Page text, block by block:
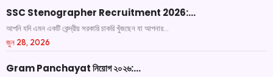
SSC Stenographer Recruitment 2026:…
আপনি যদি এমন একটি কেন্দ্রীয় সরকারি চাকরি খুঁজছেন যা আপনার...
জুন 28, 2026
Gram Panchayat নিয়োগ ২০২৬:…